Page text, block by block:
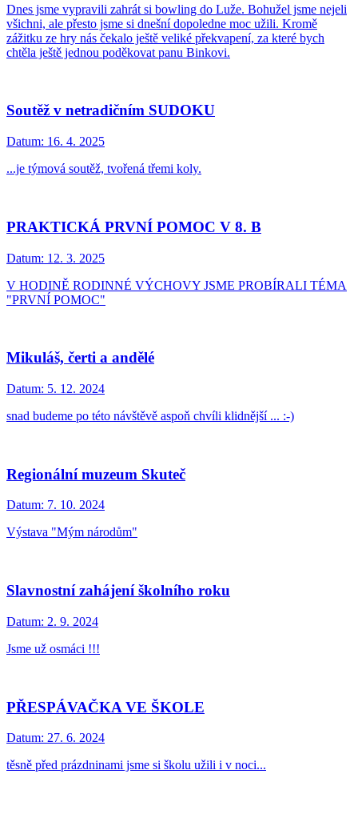
Dnes jsme vypravili zahrát si bowling do Luže. Bohužel jsme nejeli
všichni, ale přesto jsme si dnešní dopoledne moc užili. Kromě
zážitku ze hry nás čekalo ještě veliké překvapení, za které bych
chtěla ještě jednou poděkovat panu Binkovi.
Soutěž v netradičním SUDOKU
Datum: 16. 4. 2025
...je týmová soutěž, tvořená třemi koly.
PRAKTICKÁ PRVNÍ POMOC V 8. B
Datum: 12. 3. 2025
V HODINĚ RODINNÉ VÝCHOVY JSME PROBÍRALI TÉMA
"PRVNÍ POMOC"
Mikuláš, čerti a andělé
Datum: 5. 12. 2024
snad budeme po této návštěvě aspoň chvíli klidnější ... :-)
Regionální muzeum Skuteč
Datum: 7. 10. 2024
Výstava "Mým národům"
Slavnostní zahájení školního roku
Datum: 2. 9. 2024
Jsme už osmáci !!!
PŘESPÁVAČKA VE ŠKOLE
Datum: 27. 6. 2024
těsně před prázdninami jsme si školu užili i v noci...